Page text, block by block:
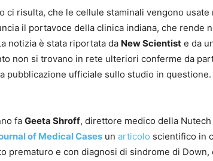
ci risulta, che le cellule staminali vengono
il portavoce della clinica indiana, che rende
notizia è stata riportata da New Scientist e da
non si trovano in rete ulteriori conferme da
pubblicazione ufficiale sullo studio in questione.
fa Geeta Shroff, direttore medico della
of Medical Cases un articolo scientifico in
prematuro e con diagnosi di sindrome di Down,